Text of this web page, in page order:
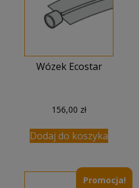
Wózek Ecostar
156,00 zł
Dodaj do koszyka
Promocja!